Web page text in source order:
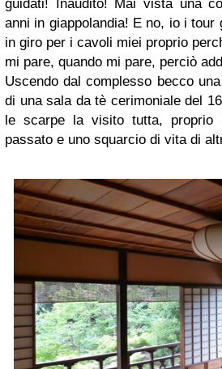
guidati! Inaudito! Mai vista una
anni in giappolandia! E no, io i tour
in giro per i cavoli miei proprio
mi pare, quando mi pare, perciò
Uscendo dal complesso becco
di una sala da tè cerimoniale del
le scarpe la visito tutta, proprio
passato e uno squarcio di vita di